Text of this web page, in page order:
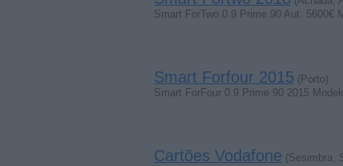
Smart ForTwo 0.9 Prime 90 Aut. 5600€
Smart Forfour 2015 (Porto)
Smart ForFour 0.9 Prime 90 2015
Cartões Vodafone (Sesimbra,